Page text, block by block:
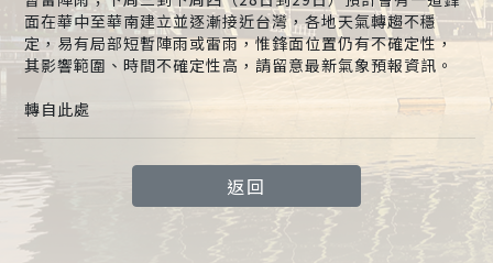
面在華中至華南建立並逐漸接近台灣，各地天氣轉趨不穩
定，易有局部短暫陣雨或雷雨，惟鋒面位置仍有不確定性，
其影響範圍、時間不確定性高，請留意最新氣象預報資訊。
轉自此處
返回